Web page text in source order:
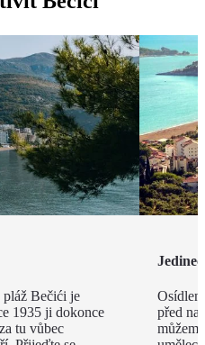
pláž Bečići je
1935 ji dokonce
tu vůbec
před